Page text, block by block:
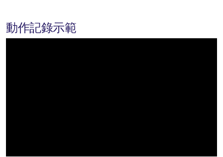
動作記錄示範